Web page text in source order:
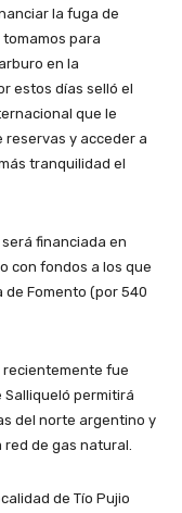
la fuga de
para
en la
estos días selló el
que le
reservas y acceder a
tranquilidad el
financiada en
con fondos a los que
de Fomento (por 540
recientemente fue
permitirá
del norte argentino y
de gas natural.
de Tío Pujio